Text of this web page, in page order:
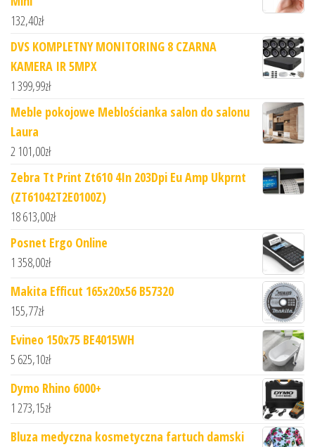
132,40zł
DVS KOMPLETNY MONITORING 8 CZARNA
KAMERA IR 5MPX
1 399,99zł
Meble pokojowe Meblościanka salon do salonu
Laura
2 101,00zł
Zebra Tt Print Zt610 4In 203Dpi Eu Amp Ukprnt
(ZT61042T2E0100Z)
18 613,00zł
Posnet Ergo Online
1 358,00zł
Makita Efficut 165x20x56 B57320
155,77zł
Evineo 150x75 BE4015WH
5 625,10zł
Dymo Rhino 6000+
1 273,15zł
Bluza medyczna kosmetyczna fartuch damski